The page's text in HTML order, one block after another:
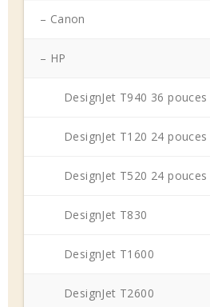
– Canon
– HP
DesignJet T940 36 pouces
DesignJet T120 24 pouces
DesignJet T520 24 pouces
DesignJet T830
DesignJet T1600
DesignJet T2600